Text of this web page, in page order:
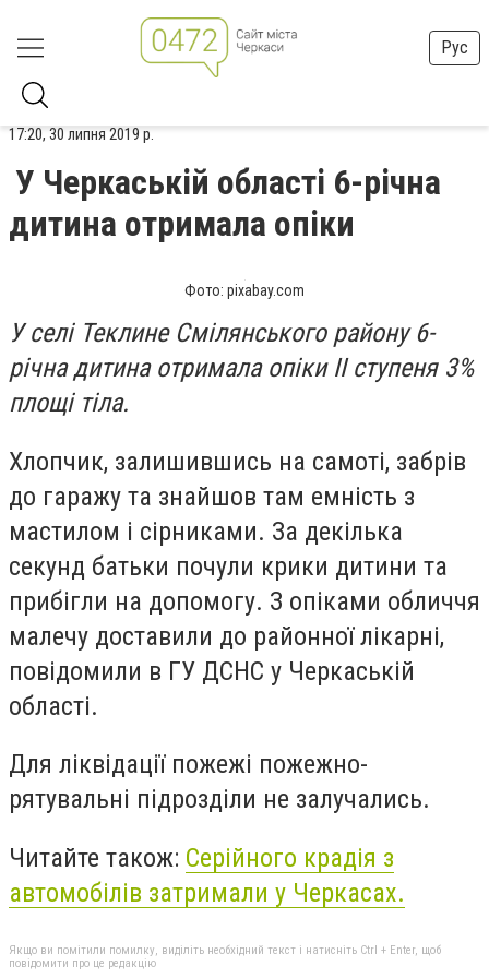
Рус
17:20, 30 липня 2019 р.
У Черкаській області 6-річна
дитина отримала опіки
Фото: pixabay.com
У селі Теклине Смілянського району 6-
річна дитина отримала опіки ІІ ступеня 3%
площі тіла.
Хлопчик, залишившись на самоті, забрів
до гаражу та знайшов там емність з
мастилом і сірниками. За декілька
секунд батьки почули крики дитини та
прибігли на допомогу. З опіками обличчя
малечу доставили до районної лікарні,
повідомили в ГУ ДСНС у Черкаській
області.
Для ліквідації пожежі пожежно-
рятувальні підрозділи не залучались.
Читайте також: Серійного крадія з
автомобілів затримали у Черкасах.
Якщо ви помітили помилку, виділіть необхідний текст і натисніть Ctrl + Enter, щоб
повідомити про це редакцію